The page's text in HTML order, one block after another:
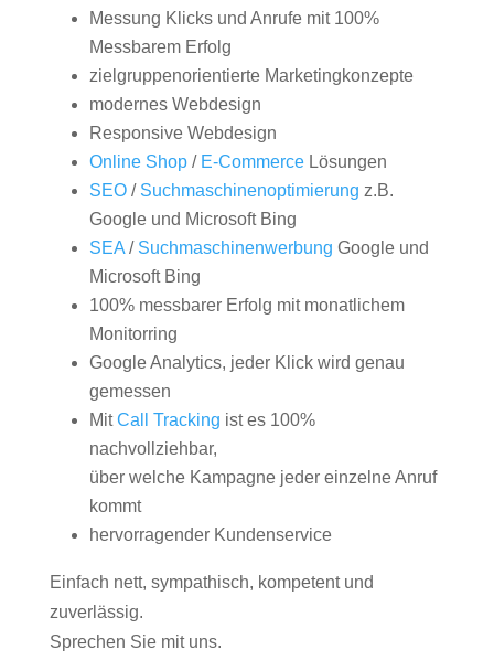
Messung Klicks und Anrufe mit 100%
Messbarem Erfolg
zielgruppenorientierte Marketingkonzepte
modernes Webdesign
Responsive Webdesign
Online Shop/ E-CommerceLösungen
SEO/ Suchmaschinenoptimierung z.B.
Google und Microsoft Bing
SEA/ Suchmaschinenwerbung Google und
Microsoft Bing
100% messbarer Erfolg mit monatlichem
Monitorring
Google Analytics, jeder Klick wird genau
gemessen
MitCall Tracking ist es 100%
nachvollziehbar,
über welche Kampagne jeder einzelne Anruf
kommt
hervorragender Kundenservice
Einfach nett, sympathisch, kompetent und
zuverlässig.
Sprechen Sie mit uns.